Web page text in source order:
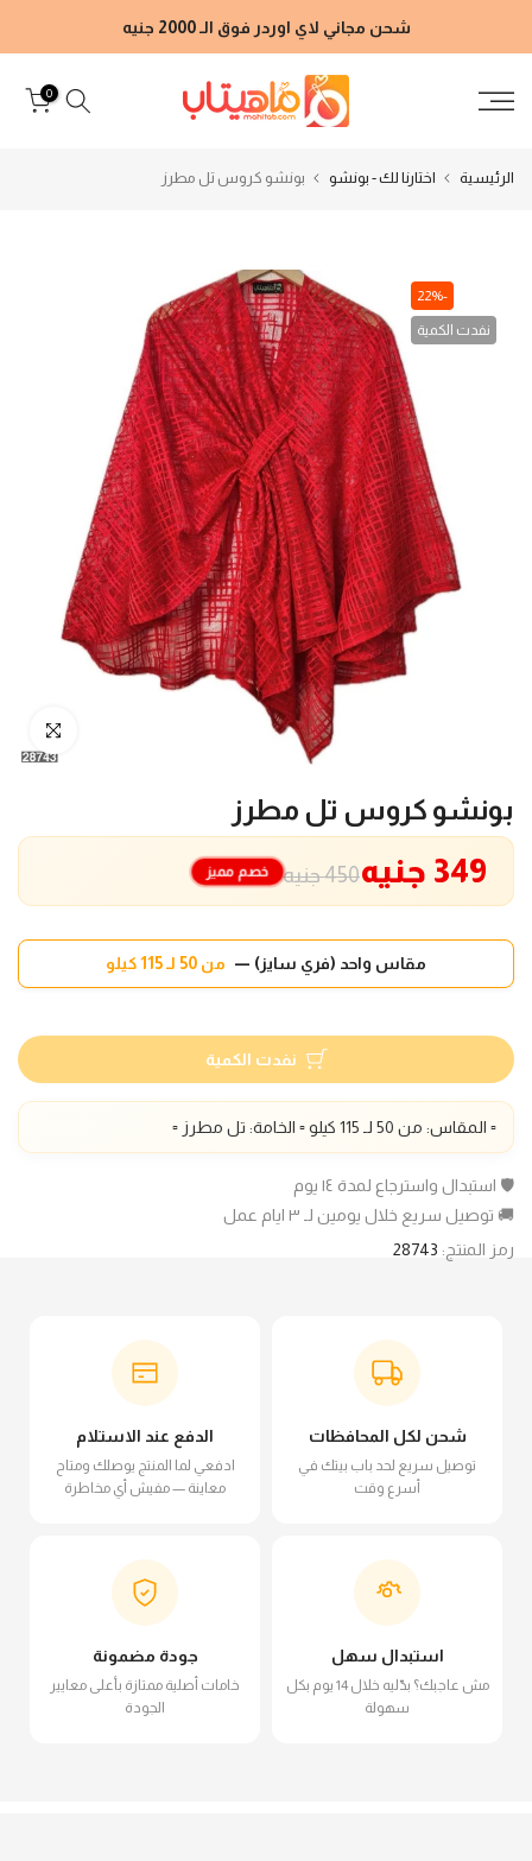
إلى
شحن مجاني لاي اوردر فوق الـ 2000 جنيه
0
الرئيسية اختارنا لك - بونشو بونشو كروس تل مطرز
-22%
نفدت الكمية
انقر للتكبير
بونشو كروس تل مطرز
450 جنيه 349 جنيه خصم مميز
مقاس واحد (فري سايز) — من 50 لـ 115 كيلو
نفدت الكمية
▫️ المقاس: من 50 لـ 115 كيلو ▫️ الخامة: تل مطرز ▫️
🛡️ استبدال واسترجاع لمدة ١٤ يوم
🚚 توصيل سريع خلال يومين لـ ٣ ايام عمل
رمز المنتج: 28743
شحن لكل المحافظات
توصيل سريع لحد باب بيتك في
أسرع وقت
الدفع عند الاستلام
ادفعي لما المنتج يوصلك ومتاح
معاينة — مفيش أي مخاطرة
استبدال سهل
مش عاجبك؟ بدّليه خلال 14 يوم بكل
سهولة
جودة مضمونة
خامات أصلية ممتازة بأعلى معايير
الجودة